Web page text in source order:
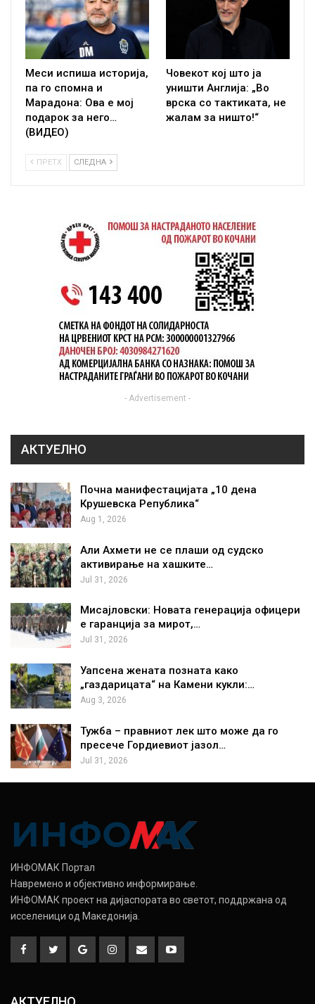
Меси испиша историја,
па го спомна и
Марадона: Ова е мој
подарок за него…
(ВИДЕО)
Човекот кој што ја
уништи Англија: „Во
врска со тактиката, не
жалам за ништо!“
ПРЕТХ СЛЕДНА
- Advertisement -
АКТУЕЛНО
Почна манифестацијата „10 дена
Крушевска Република“
Aug 1, 2026
Али Ахмети не се плаши од судско
активирање на хашките…
Jul 31, 2026
Мисајловски: Новата генерација офицери
е гаранција за мирот,…
Jul 31, 2026
Уапсена жената позната како
„газдарицата“ на Камени кукли:…
Aug 3, 2026
Тужба – правниот лек што може да го
пресече Гордиевиот јазол…
Jul 31, 2026
ИНФОМАК Портал
Навремено и објективно информирање.
ИНФОМАК проект на дијаспората во светот, поддржана од
исселеници од Македонија.